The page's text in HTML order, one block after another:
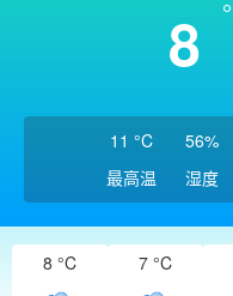
8
11 °C
最高温
56%
湿度
8 °C 7 °C